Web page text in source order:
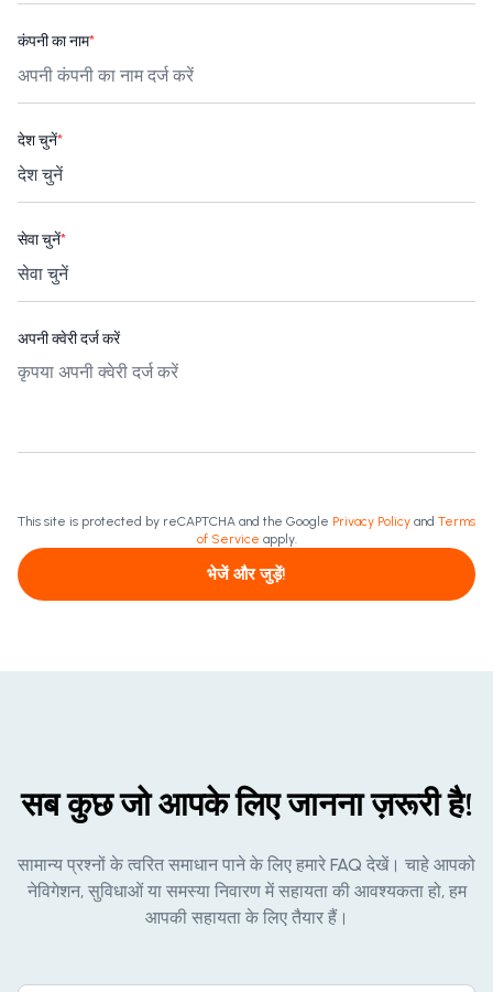
कंपनी का नाम*
देश चुनें*
सेवा चुनें*
अपनी क्वेरी दर्ज करें
This site is protected by reCAPTCHA and the Google Privacy Policy and Terms
of Service apply.
भेजें और जुड़ें!
सब कुछ जो आपके लिए जानना ज़रूरी है!
सामान्य प्रश्नों के त्वरित समाधान पाने के लिए हमारे FAQ देखें। चाहे आपको
नेविगेशन, सुविधाओं या समस्या निवारण में सहायता की आवश्यकता हो, हम
आपकी सहायता के लिए तैयार हैं।